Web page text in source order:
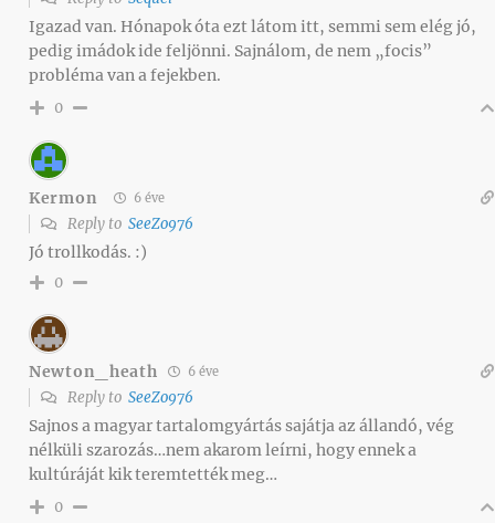
Igazad van. Hónapok óta ezt látom itt, semmi sem elég jó,
pedig imádok ide feljönni. Sajnálom, de nem „focis”
probléma van a fejekben.
0
Kermon 6 éve
Reply to SeeZo976
Jó trollkodás. :)
0
Newton_heath 6 éve
Reply to SeeZo976
Sajnos a magyar tartalomgyártás sajátja az állandó, vég
nélküli szarozás…nem akarom leírni, hogy ennek a
kultúráját kik teremtették meg…
0